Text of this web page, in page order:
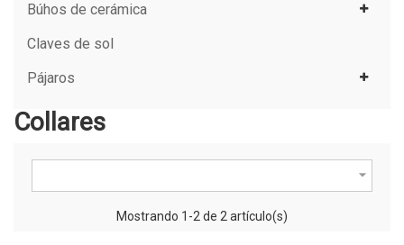
Búhos de cerámica
Claves de sol
Pájaros
Collares

Mostrando 1-2 de 2 artículo(s)